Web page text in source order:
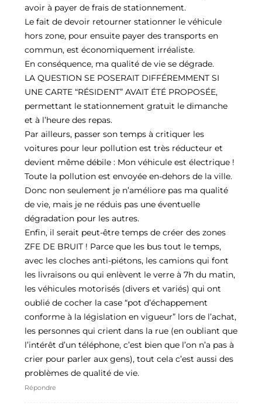
avoir à payer de frais de stationnement.
Le fait de devoir retourner stationner le véhicule
hors zone, pour ensuite payer des transports en
commun, est économiquement irréaliste.
En conséquence, ma qualité de vie se dégrade.
LA QUESTION SE POSERAIT DIFFÉREMMENT SI
UNE CARTE “RÉSIDENT” AVAIT ÉTÉ PROPOSÉE,
permettant le stationnement gratuit le dimanche
et à l’heure des repas.
Par ailleurs, passer son temps à critiquer les
voitures pour leur pollution est très réducteur et
devient même débile : Mon véhicule est électrique !
Toute la pollution est envoyée en-dehors de la ville.
Donc non seulement je n’améliore pas ma qualité
de vie, mais je ne réduis pas une éventuelle
dégradation pour les autres.
Enfin, il serait peut-être temps de créer des zones
ZFE DE BRUIT ! Parce que les bus tout le temps,
avec les cloches anti-piétons, les camions qui font
les livraisons ou qui enlèvent le verre à 7h du matin,
les véhicules motorisés (divers et variés) qui ont
oublié de cocher la case “pot d’échappement
conforme à la législation en vigueur” lors de l’achat,
les personnes qui crient dans la rue (en oubliant que
l’intérêt d’un téléphone, c’est bien que l’on n’a pas à
crier pour parler aux gens), tout cela c’est aussi des
problèmes de qualité de vie.
Répondre